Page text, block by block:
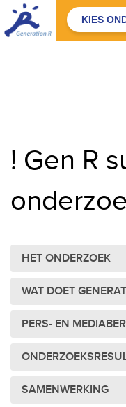
KIES
! Gen R
HET ONDERZOEK
WAT DOET
PERS- EN
SAMENWERKING